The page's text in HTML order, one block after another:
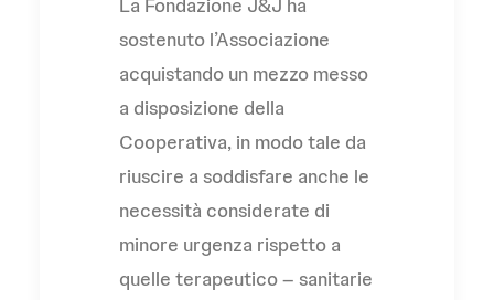
sostenuto l’Associazione
acquistando un mezzo messo
a disposizione della
Cooperativa, in modo tale da
riuscire a soddisfare anche le
necessità considerate di
minore urgenza rispetto a
quelle terapeutico – sanitarie